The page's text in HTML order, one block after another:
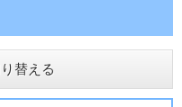
替える